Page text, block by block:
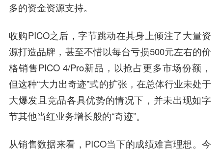
多的资金资源支持。
收购PICO之后，字节跳动在其身上倾注了大量资
源打造品牌，甚至不惜以每台亏损500元左右的价
格销售PICO 4/Pro新品，以抢占更多市场份额，
但这种“大力出奇迹”式的扩张，在总体行业未处于
大爆发且竞品各具优势的情况下，并未出现如字
节其他当红业务增长般的“奇迹”。
从销售数据来看，PICO当下的成绩难言理想。今